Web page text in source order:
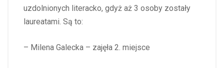
uzdolnionych literacko, gdyż aż 3 osoby zostały
laureatami. Są to:
– Milena Galecka – zajęła 2. miejsce